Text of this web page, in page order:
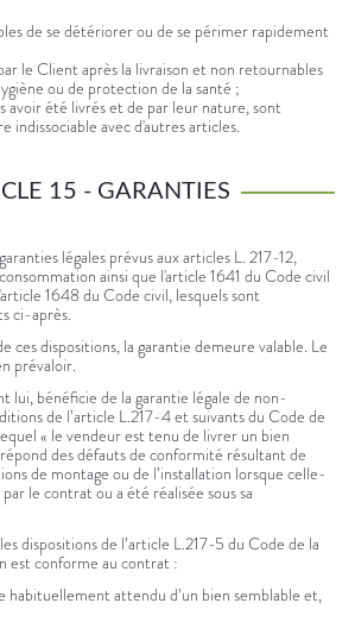
de se détériorer ou de se périmer rapidement
le Client après la livraison et non retournables
ou de protection de la santé ;
avoir été livrés et de par leur nature, sont
indissociable avec d'autres articles.
15 - GARANTIES
légales prévus aux articles L. 217-12,
ainsi que l'article 1641 du Code civil
1648 du Code civil, lesquels sont
ci-après.
ces dispositions, la garantie demeure valable. Le
prévaloir.
lui, bénéficie de la garantie légale de non-
de l’article L.217-4 et suivants du Code de
« le vendeur est tenu de livrer un bien
des défauts de conformité résultant de
de montage ou de l’installation lorsque celle-
le contrat ou a été réalisée sous sa
dispositions de l’article L.217-5 du Code de la
est conforme au contrat :
habituellement attendu d’un bien semblable et,